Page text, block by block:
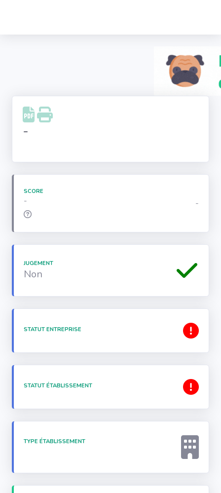
Facebook
Instagram
-
SCORE
- -
JUGEMENT
Non
STATUT ENTREPRISE
STATUT ÉTABLISSEMENT
TYPE ÉTABLISSEMENT